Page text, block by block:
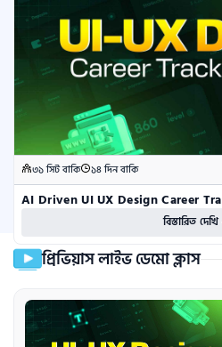
৩১ সিট বাকি ১৪ দিন বাকি
AI Driven UI UX Design Career
বিস্তারিত দেখি
প্রিভিয়াস লাইভ ডেমো ক্লাস